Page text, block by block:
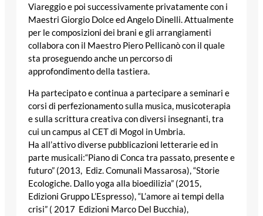
Viareggio e poi successivamente privatamente con i
Maestri Giorgio Dolce ed Angelo Dinelli. Attualmente
per le composizioni dei brani e gli arrangiamenti
collabora con il Maestro Piero Pellicanò con il quale
sta proseguendo anche un percorso di
approfondimento della tastiera.
Ha partecipato e continua a partecipare a seminari e
corsi di perfezionamento sulla musica, musicoterapia
e sulla scrittura creativa con diversi insegnanti, tra
cui un campus al CET di Mogol in Umbria.
Ha all’attivo diverse pubblicazioni letterarie ed in
parte musicali:“Piano di Conca tra passato, presente e
futuro” (2013, Ediz. Comunali Massarosa), “Storie
Ecologiche. Dallo yoga alla bioedilizia” (2015,
Edizioni Gruppo L’Espresso), “L’amore ai tempi della
crisi” ( 2017 Edizioni Marco Del Bucchia),